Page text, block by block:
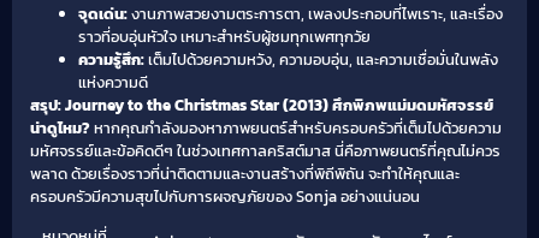
จุดเด่น:งานภาพสวยงามตระการตา, เพลงประกอบที่ไพเราะ, และเรื่อง
ราวที่อบอุ่นหัวใจ เหมาะสำหรับผู้ชมทุกเพศทุกวัย
ความรู้สึก:เต็มไปด้วยความหวัง, ความอบอุ่น, และความเชื่อมั่นในพลัง
แห่งความดี
สรุป: Journey to the Christmas Star (2013) ศึกพิภพแม่มดมหัศจรรย์
น่าดูไหม?หากคุณกำลังมองหาภาพยนตร์สำหรับครอบครัวที่เต็มไปด้วยความ
มหัศจรรย์และข้อคิดดีๆ ในช่วงเทศกาลคริสต์มาส นี่คือภาพยนตร์ที่คุณไม่ควร
พลาด ด้วยเรื่องราวที่น่าติดตามและงานสร้างที่พิถีพิถัน จะทำให้คุณและ
ครอบครัวมีความสุขไปกับการผจญภัยของ Sonja อย่างแน่นอน